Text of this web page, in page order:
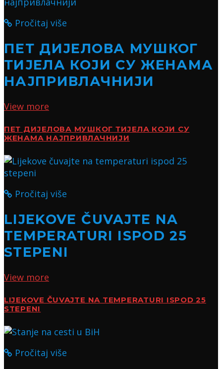
Pročitaj više
ПЕТ ДИЈЕЛОВА МУШКОГ
ТИЈЕЛА КОЈИ СУ ЖЕНАМА
НАЈПРИВЛАЧНИЈИ
View more
ПЕТ ДИЈЕЛОВА МУШКОГ ТИЈЕЛА КОЈИ СУ
ЖЕНАМА НАЈПРИВЛАЧНИЈИ
Pročitaj više
LIJEKOVE ČUVAJTE NA
TEMPERATURI ISPOD 25
STEPENI
View more
LIJEKOVE ČUVAJTE NA TEMPERATURI ISPOD 25
STEPENI
Pročitaj više